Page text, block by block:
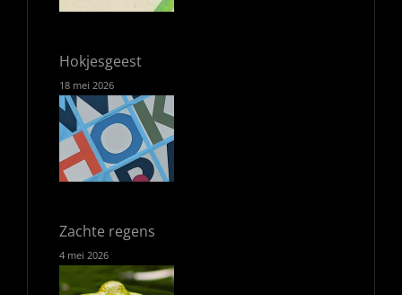
Hokjesgeest
18 mei 2026
Zachte regens
4 mei 2026